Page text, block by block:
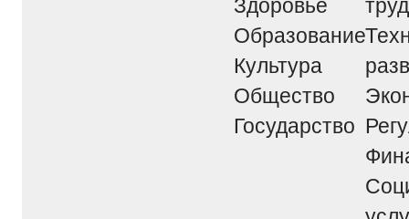
Образование
Культура
Общество
Государство